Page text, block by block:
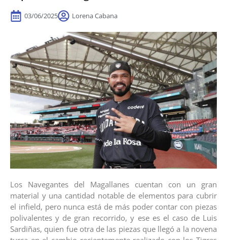
03/06/2025 Lorena Cabana
Los Navegantes del Magallanes cuentan con un gran
material y una cantidad notable de elementos para cubrir
el infield, pero nunca está de más poder contar con piezas
polivalentes y de gran recorrido, y ese es el caso de Luis
Sardiñas, quien fue otra de las piezas que llegó a la novena